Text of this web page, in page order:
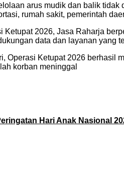
arus mudik dan balik
rumah sakit, pemerintah
Ketupat 2026, Jasa Raharja
data dan layanan yang
Operasi Ketupat 2026 berhasil
korban meninggal
Hari Anak Nasional